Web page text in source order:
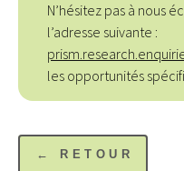
N’hésitez pas à nous
l’adresse suivante :
les opportunités
← RETOUR